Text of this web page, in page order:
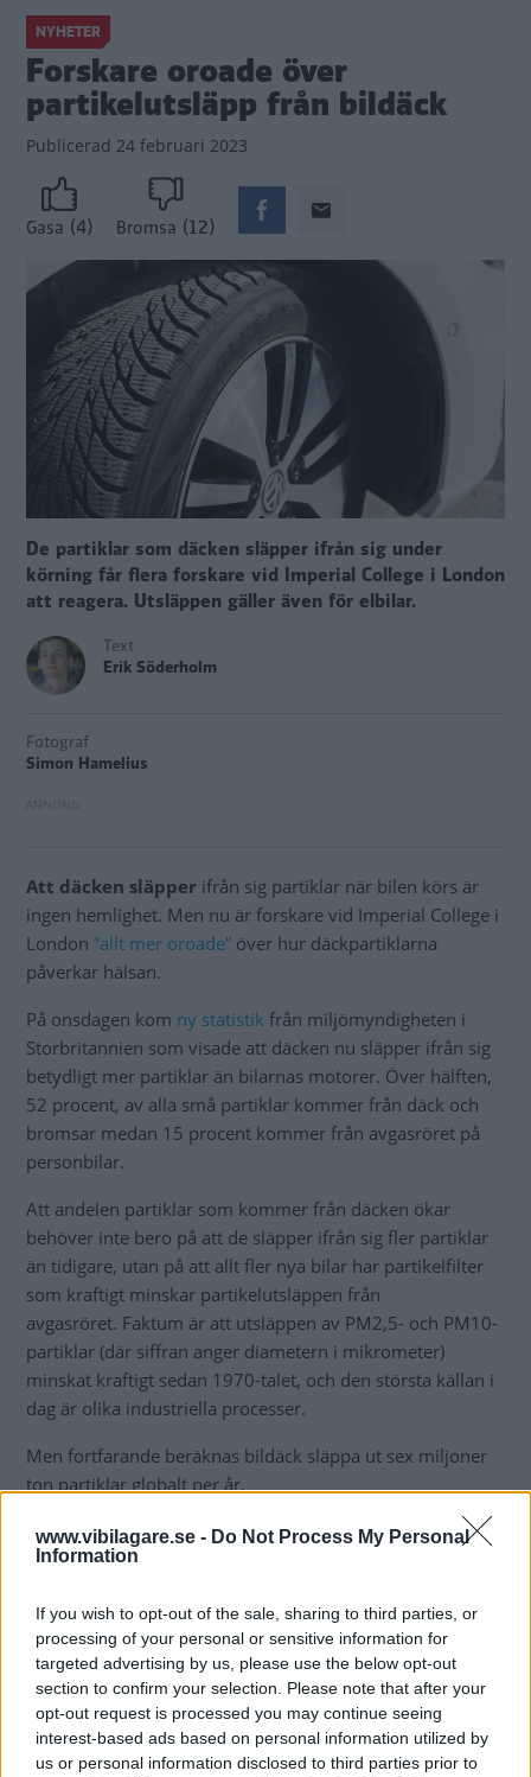
www.vibilagare.se - Do Not Process My Personal
Information
If you wish to opt-out of the sale, sharing to third parties, or
processing of your personal or sensitive information for
targeted advertising by us, please use the below opt-out
section to confirm your selection. Please note that after your
opt-out request is processed you may continue seeing
interest-based ads based on personal information utilized by
us or personal information disclosed to third parties prior to
NYHETER
Forskare oroade över
partikelutsläpp från bildäck
Publicerad 24 februari 2023
Gasa (4) Bromsa (12)
De partiklar som däcken släpper ifrån sig under
körning får flera forskare vid Imperial College i London
att reagera. Utsläppen gäller även för elbilar.
Text
Erik Söderholm
Fotograf
Simon Hamelius
Att däcken släpper ifrån sig partiklar när bilen körs är
ingen hemlighet. Men nu är forskare vid Imperial College i
London ”allt mer oroade” över hur däckpartiklarna
påverkar hälsan.
På onsdagen kom ny statistik från miljömyndigheten i
Storbritannien som visade att däcken nu släpper ifrån sig
betydligt mer partiklar än bilarnas motorer. Över hälften,
52 procent, av alla små partiklar kommer från däck och
bromsar medan 15 procent kommer från avgasröret på
personbilar.
Att andelen partiklar som kommer från däcken ökar
behöver inte bero på att de släpper ifrån sig fler partiklar
än tidigare, utan på att allt fler nya bilar har partikelfilter
som kraftigt minskar partikelutsläppen från
avgasröret. Faktum är att utsläppen av PM2,5- och PM10-
partiklar (där siffran anger diametern i mikrometer)
minskat kraftigt sedan 1970-talet, och den största källan i
dag är olika industriella processer.
Men fortfarande beräknas bildäck släppa ut sex miljoner
ton partiklar globalt per år.